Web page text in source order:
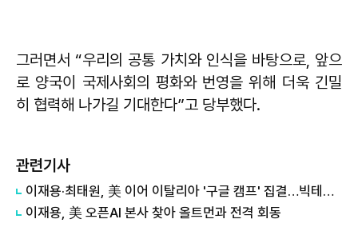
그러면서 “우리의 공통 가치와 인식을 바탕으로, 앞으
로 양국이 국제사회의 평화와 번영을 위해 더욱 긴밀
히 협력해 나가길 기대한다”고 당부했다.
관련기사
이재용·최태원, 美 이어 이탈리아 '구글 캠프' 집결…빅테크 AI 동맹 속도↑
이재용, 美 오픈AI 본사 찾아 올트먼과 전격 회동